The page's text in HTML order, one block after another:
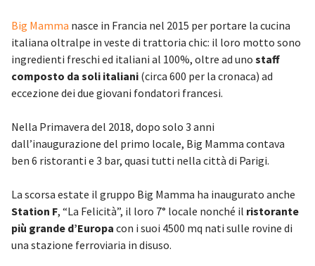
Big Mamma nasce in Francia nel 2015 per portare la cucina
italiana oltralpe in veste di trattoria chic: il loro motto sono
ingredienti freschi ed italiani al 100%, oltre ad uno staff
composto da soli italiani(circa 600 per la cronaca) ad
eccezione dei due giovani fondatori francesi.
Nella Primavera del 2018, dopo solo 3 anni
dall’inaugurazione del primo locale, Big Mamma contava
ben 6 ristoranti e 3 bar, quasi tutti nella città di Parigi.
La scorsa estate il gruppo Big Mamma ha inaugurato anche
Station F, “La Felicità”, il loro 7° locale nonché il ristorante
più grande d’Europa con i suoi 4500 mq nati sulle rovine di
una stazione ferroviaria in disuso.